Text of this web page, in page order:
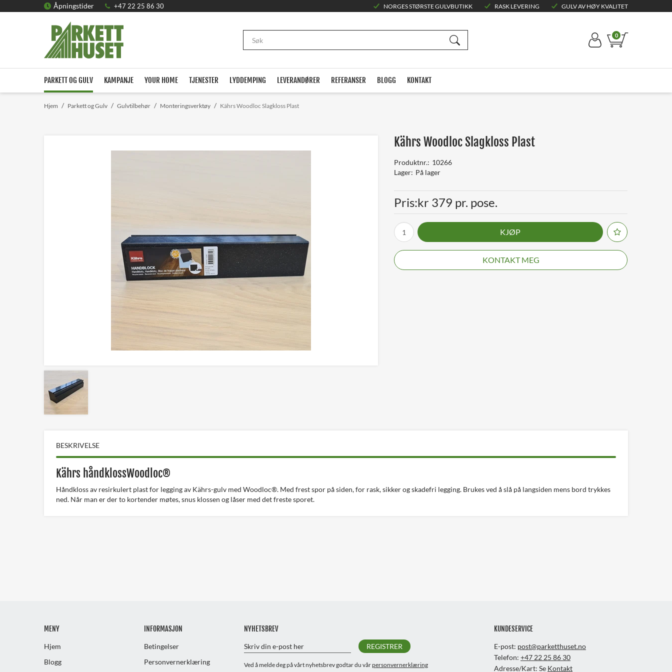
Åpningstider +47 22 25 86 30 NORGES STØRSTE GULVBUTIKK RASK LEVERING GULV AV HØY KVALITET
0
PARKETT OG GULV KAMPANJE YOUR HOME TJENESTER LYDDEMPING LEVERANDØRER REFERANSER BLOGG KONTAKT
/
Hjem /
Parkett og Gulv /
Gulvtilbehør /
Monteringsverktøy Kährs Woodloc Slagkloss Plast
Kährs Woodloc Slagkloss Plast
Produktnr. 10266
Lager På lager
Pris kr 379 pr. pose.
KJØP
KONTAKT MEG
BESKRIVELSE
Kährs håndklossWoodloc®
Håndkloss av resirkulert plast for legging av Kährs-gulv med Woodloc®. Med frest spor på siden, for rask, sikker og skadefri legging. Brukes ved å slå på langsiden mens bord trykkes
ned. Når man er der to kortender møtes, snus klossen og låser med det freste sporet.
MENY
Hjem
Blogg
INFORMASJON
Betingelser
Personvernerklæring
NYHETSBREV
REGISTRER
Ved å melde deg på vårt nyhetsbrev godtar du vårpersonvernerklæring
KUNDESERVICE
E-post: post@parketthuset.no
Telefon: +47 22 25 86 30
Adresse/Kart: Se Kontakt